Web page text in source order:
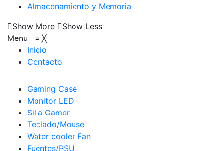
Almacenamiento y Memoria
Show More
Show Less
Menu ≡ ╳
Inicio
Contacto
Gaming Case
Monitor LED
Silla Gamer
Teclado/Mouse
Water cooler Fan
Fuentes/PSU